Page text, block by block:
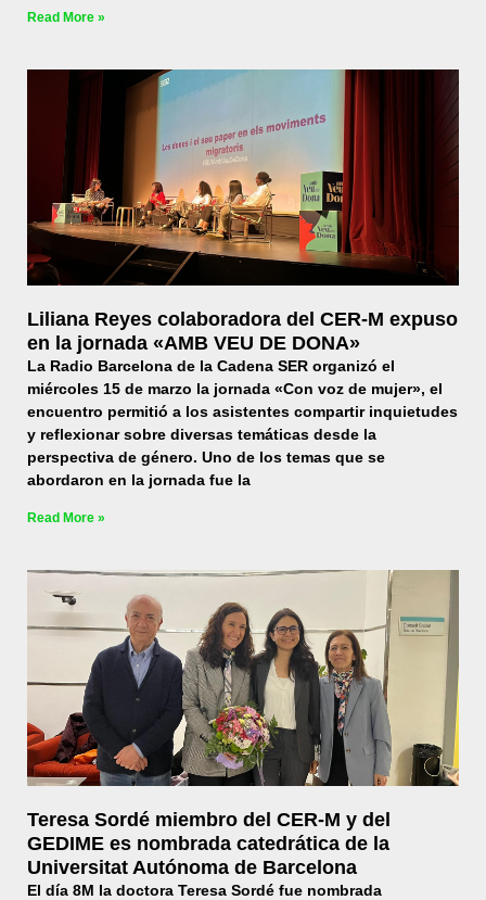
Read More »
Liliana Reyes colaboradora del CER-M expuso
en la jornada «AMB VEU DE DONA»
La Radio Barcelona de la Cadena SER organizó el
miércoles 15 de marzo la jornada «Con voz de mujer», el
encuentro permitió a los asistentes compartir inquietudes
y reflexionar sobre diversas temáticas desde la
perspectiva de género. Uno de los temas que se
abordaron en la jornada fue la
Read More »
Teresa Sordé miembro del CER-M y del
GEDIME es nombrada catedrática de la
Universitat Autónoma de Barcelona
El día 8M la doctora Teresa Sordé fue nombrada